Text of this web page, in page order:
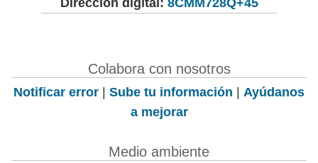
Colabora con nosotros
Notificar error | Sube tu información | Ayúdanos
a mejorar
Medio ambiente